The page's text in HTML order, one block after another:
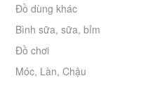
Đồ dùng khác
Bình sữa, sữa, bỉm
Đồ chơi
Móc, Làn, Chậu